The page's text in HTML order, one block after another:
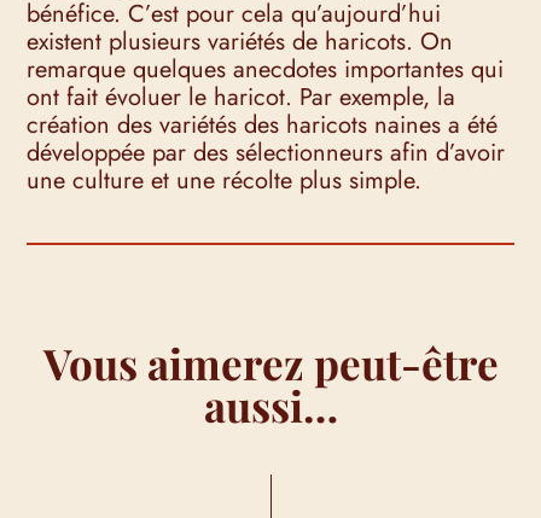
bénéfice. C’est pour cela qu’aujourd’hui
existent plusieurs variétés de haricots. On
remarque quelques anecdotes importantes qui
ont fait évoluer le haricot. Par exemple, la
création des variétés des haricots naines a été
développée par des sélectionneurs afin d’avoir
une culture et une récolte plus simple.
Vous aimerez peut-être
aussi…